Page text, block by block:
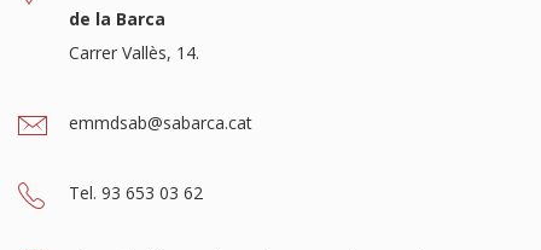
de la Barca
Carrer Vallès, 14.
emmdsab@sabarca.cat
Tel. 93 653 03 62